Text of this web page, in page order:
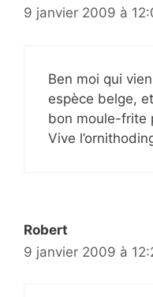
9 janvier 2009 à
Ben moi qui
espèce belge,
bon moule-frite
Vive
Robert
9 janvier 2009 à